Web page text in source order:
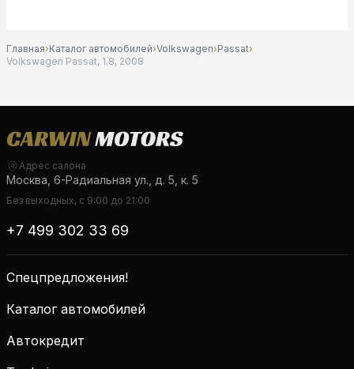
Главная›Каталог автомобилей›Volkswagen›Passat›
Volkswagen Passat, 1.8, 2008
Адрес салона
Москва, 6-Радиальная ул., д. 5, к. 5
Без выходных, с 9:00 до 21:00
+7 499 302 33 69
Спецпредложения!
Каталог автомобилей
Автокредит